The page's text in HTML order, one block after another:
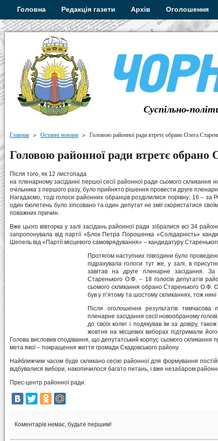
Головна Редакція газети Архів Оголошення
Суспільно-
Главная > Останні новини > Головою районної ради втретє обрано Олега
Головою районної ради втретє обрано
Після того, як 12 листопада
на пленарному засіданні першої сесії районної ради сьомого скликання
очільника з першого разу, було прийнято рішення провести друге
Нагадаємо, тоді голоси районних обранців розділилися порівну: 16 –
один бюлетень було зіпсовано та один депутат не зміг скористатися
поважних причин.
Вже цього вівторка у залі засідань районної ради зібралися всі 34
запропонувала від партії «Блок Петра Порошенка «Солідарність»
Шепель від «Партії місцевого самоврядування» – кандидатуру
Протягом наступних півгодини було
підрахувала голоси тут же, у залі, в
завітав на друге пленарне засідання.
Старенького О.Ф. – 18 голосів депутатів
сьомого скликання обрано Старенького О.Ф.
був у п’ятому та шостому скликаннях, тож
Після оголошення результатів
пленарне засідання сесії новообраному
до своїх колег і подякував їм за довіру,
жовтня на місцевих виборах підтримали
Голова висловив сподівання, що депутатський корпус сьомого
мета якої – покращення життя громади Скадовського району.
Найближчим часом буде скликано сесію районної для формування
відбувалися вибори, накопичилося багато питань, і вже незабаром
Прес-центр районної ради.
Коментарів немає, будьте першим!